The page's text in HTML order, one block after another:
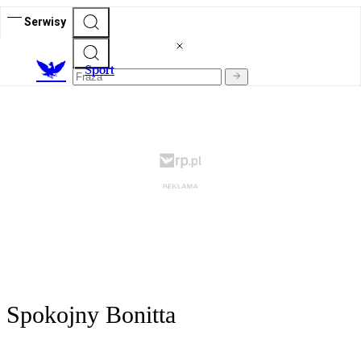
Serwisy
Sport
Spokojny Bonitta